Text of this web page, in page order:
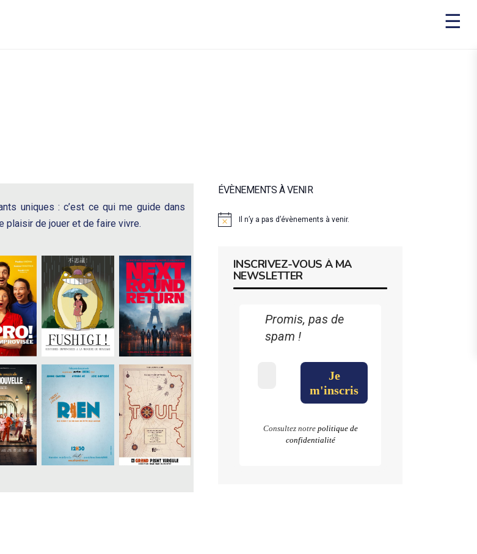
uniques : c’est ce qui me guide dans
plaisir de jouer et de faire vivre.
ÉVÈNEMENTS À VENIR
Notice Il n’y a pas d’évènements à venir.
INSCRIVEZ-VOUS À MA
NEWSLETTER
Promis, pas de
spam !
Consultez notre politique de
confidentialité